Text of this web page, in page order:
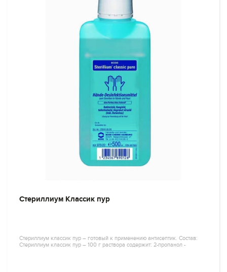
Стериллиум Классик пур
Стериллиум классик пур – готовый к применению антисептик. Состав:
Стериллиум классик пур – 100 г раствора содержит: 2-пропанол -